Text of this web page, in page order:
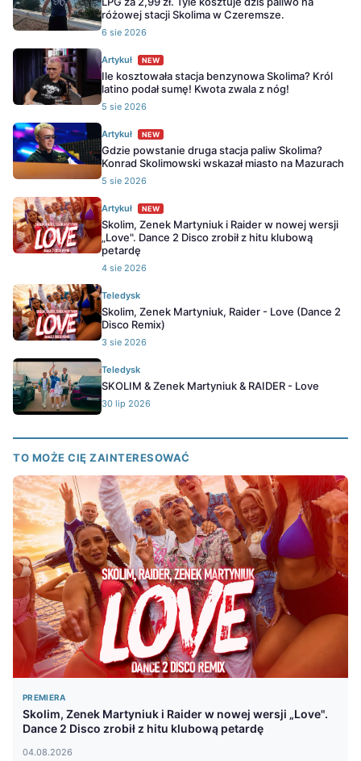
różowej stacji Skolima w Czeremsze.
6 sie 2026
Artykuł NEW
Ile kosztowała stacja benzynowa Skolima? Król
latino podał sumę! Kwota zwala z nóg!
5 sie 2026
Artykuł NEW
Gdzie powstanie druga stacja paliw Skolima?
Konrad Skolimowski wskazał miasto na Mazurach
5 sie 2026
Artykuł NEW
Skolim, Zenek Martyniuk i Raider w nowej wersji
„Love". Dance 2 Disco zrobił z hitu klubową
petardę
4 sie 2026
Teledysk
Skolim, Zenek Martyniuk, Raider - Love (Dance 2
Disco Remix)
3 sie 2026
Teledysk
SKOLIM & Zenek Martyniuk & RAIDER - Love
30 lip 2026
TO MOŻE CIĘ ZAINTERESOWAĆ
PREMIERA
Skolim, Zenek Martyniuk i Raider w nowej wersji „Love".
Dance 2 Disco zrobił z hitu klubową petardę
04.08.2026